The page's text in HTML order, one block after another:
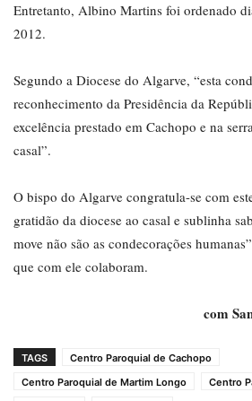
Entretanto, Albino Martins foi ordenado
2012.
Segundo a Diocese do Algarve, “esta
reconhecimento da Presidência da
excelência prestado em Cachopo e na
casal”.
O bispo do Algarve congratula-se com
gratidão da diocese ao casal e sublinha
move não são as condecorações
que com ele colaboram.
com
TAGS
Centro Paroquial de Cachopo
Centro Paroquial de Martim Longo
Centro